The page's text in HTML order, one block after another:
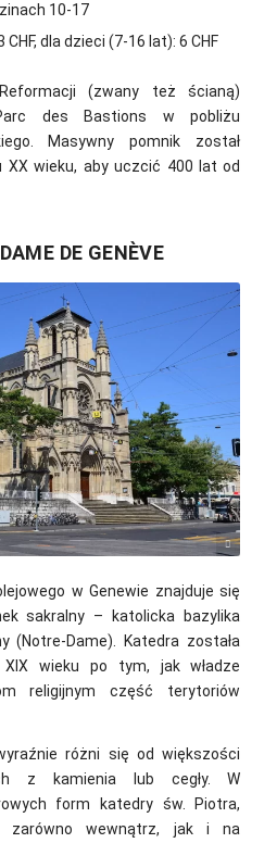
10-17
CHF, dla dzieci (7-16 lat): 6 CHF
(zwany też ścianą)
des Bastions w pobliżu
Masywny pomnik został
XX wieku, aby uczcić 400 lat od
DE GENÈVE
Wikimedia Commons / CC-BY-SA-3.0
w Genewie znajduje się
sakralny – katolicka bazylika
(Notre-Dame). Katedra została
XIX wieku po tym, jak władze
religijnym część terytoriów
różni się od większości
z kamienia lub cegły. W
form katedry św. Piotra,
zarówno wewnątrz, jak i na